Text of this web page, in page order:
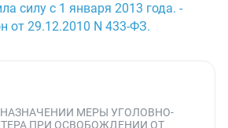
силу с 1 января 2013 года. -
от 29.12.2010 N 433-ФЗ.
МЕРЫ УГОЛОВНО-
ПРИ ОСВОБОЖДЕНИИ ОТ